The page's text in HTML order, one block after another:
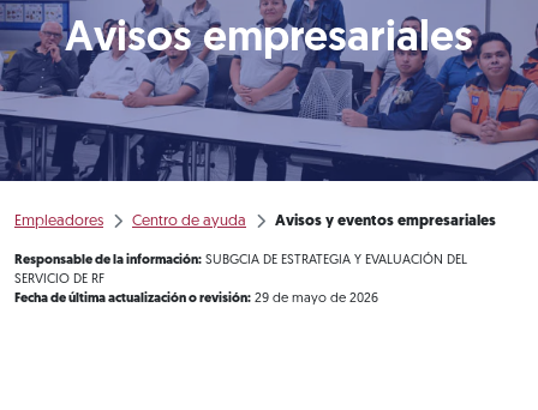
Avisos empresariales
Empleadores Centro de ayuda Avisos y eventos empresariales
Responsable de la información: SUBGCIA DE ESTRATEGIA Y EVALUACIÓN DEL
SERVICIO DE RF
Fecha de última actualización o revisión: 29 de mayo de 2026